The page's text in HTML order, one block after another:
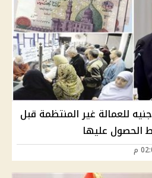
صرف منحة مالية 1500 جنيه للعمالة غير المنتظمة قبل